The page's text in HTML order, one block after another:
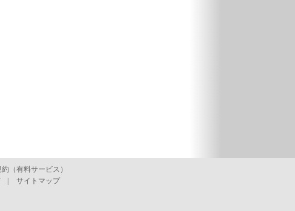
（有料サービス）
サイトマップ